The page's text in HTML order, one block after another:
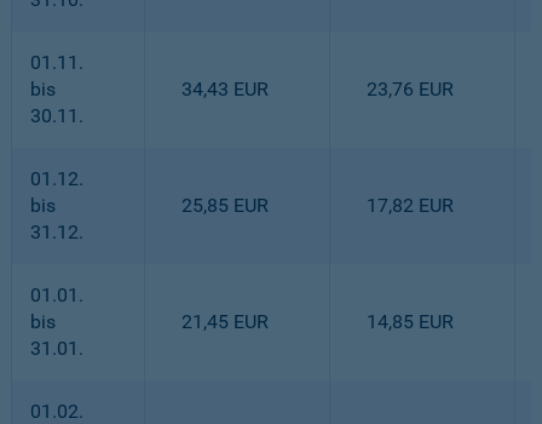
01.11.
bis
30.11.
34,43 EUR 23,76 EUR
01.12.
bis
31.12.
25,85 EUR 17,82 EUR
01.01.
bis
31.01.
21,45 EUR 14,85 EUR
01.02.